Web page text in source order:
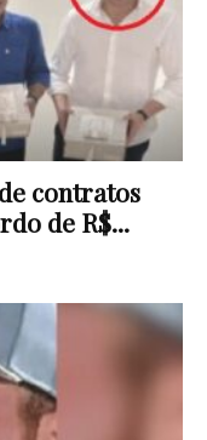
contratos
de R$...